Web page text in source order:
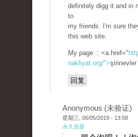
definitely digg it and in
to
my friends. I'm sure
this web site.
My page :: <a href="
nakliyat.org/">
回复
Anonymous (未验证)
星期三, 06/05/2019 - 13:58
永久连接